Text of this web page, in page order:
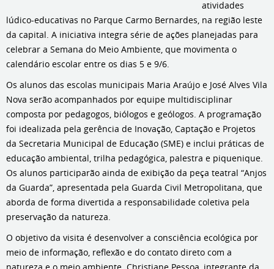
atividades
lúdico-educativas no Parque Carmo Bernardes, na região leste
da capital. A iniciativa integra série de ações planejadas para
celebrar a Semana do Meio Ambiente, que movimenta o
calendário escolar entre os dias 5 e 9/6.
Os alunos das escolas municipais Maria Araújo e José Alves Vila
Nova serão acompanhados por equipe multidisciplinar
composta por pedagogos, biólogos e geólogos. A programação
foi idealizada pela gerência de Inovação, Captação e Projetos
da Secretaria Municipal de Educação (SME) e inclui práticas de
educação ambiental, trilha pedagógica, palestra e piquenique.
Os alunos participarão ainda de exibição da peça teatral “Anjos
da Guarda”, apresentada pela Guarda Civil Metropolitana, que
aborda de forma divertida a responsabilidade coletiva pela
preservação da natureza.
O objetivo da visita é desenvolver a consciência ecológica por
meio de informação, reflexão e do contato direto com a